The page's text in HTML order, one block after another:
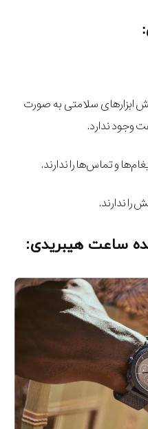
ابزار‌های سلامتی به صورت
وجود ندارد.
و تماس‌ها را ندارند.
را ندارند.
ساعت هیبریدی: